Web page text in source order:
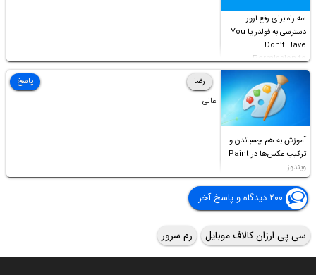
سه راه برای رفع ارور
دسترسی به فولدر یا You
Don’t Have
Permission to
Access this folder
آموزش به هم چسباندن و
ترکیب عکس‌ها در Paint
ویندوز
رضا
عالی
پاسخ
۲۰۰ دیدگاه و پاسخ آخر
سی پی ارزان کالاف موبایل رم سرور